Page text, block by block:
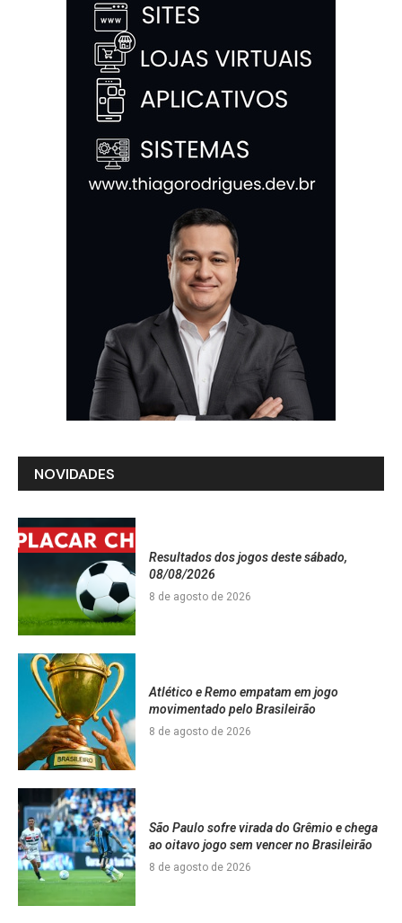
NOVIDADES
Resultados dos jogos deste sábado,
08/08/2026
8 de agosto de 2026
Atlético e Remo empatam em jogo
movimentado pelo Brasileirão
8 de agosto de 2026
São Paulo sofre virada do Grêmio e chega
ao oitavo jogo sem vencer no Brasileirão
8 de agosto de 2026